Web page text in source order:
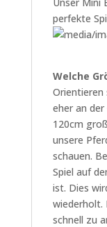
perfekte
Welche
Orientieren
eher an
120cm
unsere
schauen.
Spiel auf
ist. Dies
wiederholt.
schnell zu